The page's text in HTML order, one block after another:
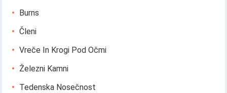
Burns
Členi
Vreče In Krogi Pod Očmi
Železni Kamni
Tedenska Nosečnost